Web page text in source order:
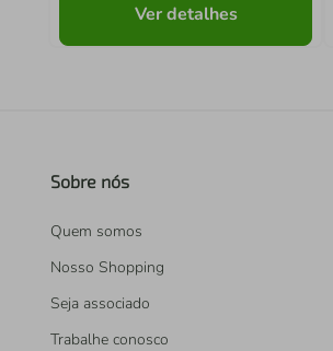
Ver detalhes
Sobre nós
Quem somos
Nosso Shopping
Seja associado
Trabalhe conosco